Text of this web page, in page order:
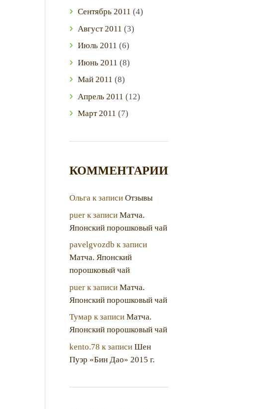
Сентябрь 2011 (4)
Август 2011 (3)
Июль 2011 (6)
Июнь 2011 (8)
Май 2011 (8)
Апрель 2011 (12)
Март2011 (7)
КОММЕНТАРИИ
Ольгак записи Отзывы
puerк записи Матча.
Японский порошковый чай
pavelgvozdb к записи
Матча. Японский
порошковый чай
puerк записи Матча.
Японский порошковый чай
Тумар к записи Матча.
Японский порошковый чай
kento.78 к записи Шен
Пуэр «Бин Дао» 2015 г.